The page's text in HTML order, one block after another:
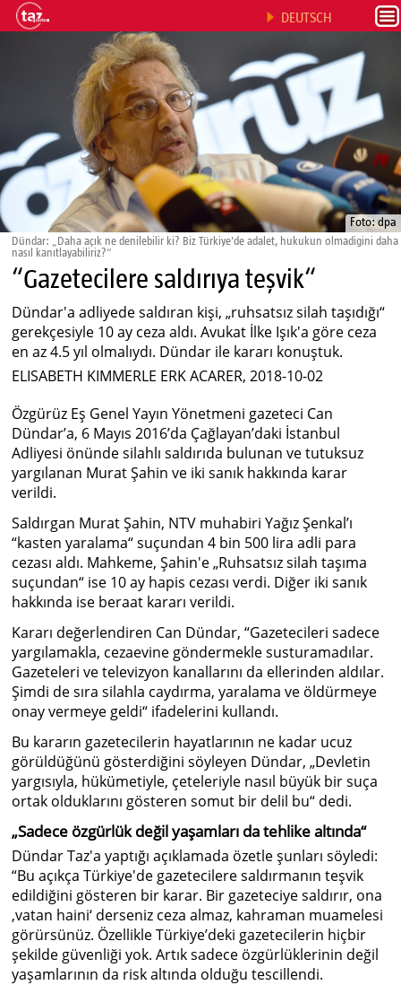
DEUTSCH
Foto: dpa
Dündar: „Daha açık ne denilebilir ki? Biz Türkiye'de adalet, hukukun olmadigini daha
nasıl kanıtlayabiliriz?“
“Gazetecilere saldırıya teşvik“
Dündar'a adliyede saldıran kişi, „ruhsatsız silah taşıdığı“
gerekçesiyle 10 ay ceza aldı. Avukat İlke Işık'a göre ceza
en az 4.5 yıl olmalıydı. Dündar ile kararı konuştuk.
ELISABETH KIMMERLE ERK ACARER, 2018-10-02
Özgürüz Eş Genel Yayın Yönetmeni gazeteci Can
Dündar’a, 6 Mayıs 2016’da Çağlayan’daki İstanbul
Adliyesi önünde silahlı saldırıda bulunan ve tutuksuz
yargılanan Murat Şahin ve iki sanık hakkında karar
verildi.
Saldırgan Murat Şahin, NTV muhabiri Yağız Şenkal’ı
“kasten yaralama“ suçundan 4 bin 500 lira adli para
cezası aldı. Mahkeme, Şahin'e „Ruhsatsız silah taşıma
suçundan“ ise 10 ay hapis cezası verdi. Diğer iki sanık
hakkında ise beraat kararı verildi.
Kararı değerlendiren Can Dündar, “Gazetecileri sadece
yargılamakla, cezaevine göndermekle susturamadılar.
Gazeteleri ve televizyon kanallarını da ellerinden aldılar.
Şimdi de sıra silahla caydırma, yaralama ve öldürmeye
onay vermeye geldi“ ifadelerini kullandı.
Bu kararın gazetecilerin hayatlarının ne kadar ucuz
görüldüğünü gösterdiğini söyleyen Dündar, „Devletin
yargısıyla, hükümetiyle, çeteleriyle nasıl büyük bir suça
ortak olduklarını gösteren somut bir delil bu“ dedi.
„Sadece özgürlük değil yaşamları da tehlike altında“
Dündar Taz'a yaptığı açıklamada özetle şunları söyledi:
“Bu açıkça Türkiye'de gazetecilere saldırmanın teşvik
edildiğini gösteren bir karar. Bir gazeteciye saldırır, ona
‚vatan haini‘ derseniz ceza almaz, kahraman muamelesi
görürsünüz. Özellikle Türkiye’deki gazetecilerin hiçbir
şekilde güvenliği yok. Artık sadece özgürlüklerinin değil
yaşamlarının da risk altında olduğu tescillendi.